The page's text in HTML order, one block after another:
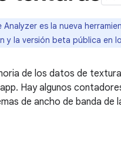
es la nueva
y la versión beta pública en
de los datos de
Hay algunos
de ancho de banda de